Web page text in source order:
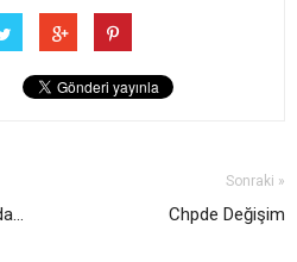
Sonraki »
Chpde Değişim